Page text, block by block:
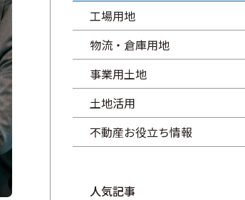
工場用地
物流・倉庫用地
事業用土地
土地活用
不動産お役立ち情報
人気記事